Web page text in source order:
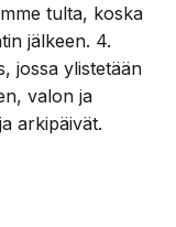
tulta, koska
jälkeen. 4.
jossa ylistetään
valon ja
arkipäivät.